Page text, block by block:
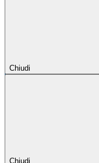
Chiudi
Chiudi